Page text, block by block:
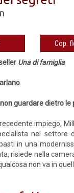
Cop.
Una di famiglia
non guardare dietro
impiego,
nel
in una
risiede nella
non va in